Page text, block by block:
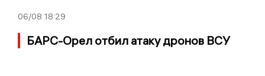
06/08 18:29
БАРС-Орел отбил атаку дронов ВСУ